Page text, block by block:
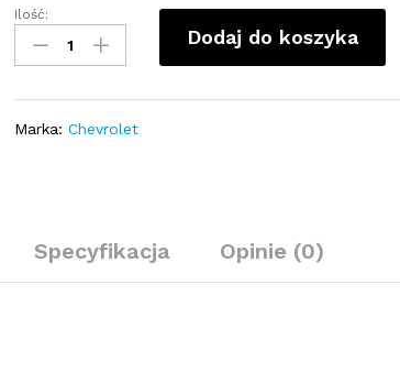
Turbosprężarka-
turbina
Chevrolet
D
Ilość:
Dodaj do koszyka
Marka:Chevrolet
Specyfikacja Opinie (0)